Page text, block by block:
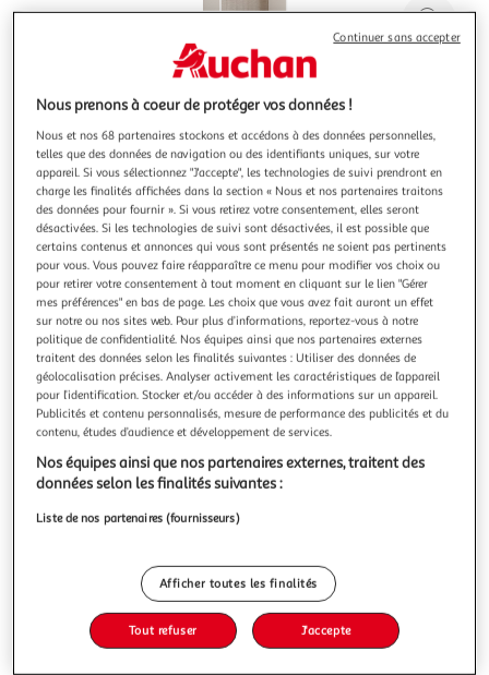
à
Illustration
précédente
Illustration
suivante
Livraison offerte
CONCEPT USINE
Vaisselier avec étagères et 2 portes teo
Fabricant de bonheur ! Leader de l'aménagement intérieur
et extérieur à petits prix.
En savoir +
Vendu parConcept Usine
Livraison dès 8/9 jours
Plus d'options
Concept Usine
249,90€
dont 2,62€ d'éco part. mobilier.
Ajouter au panier
Nous prenons à coeur de protéger vos données !
Nous et nos 68 partenaires stockons et accédons à des données personnelles,
telles que des données de navigation ou des identifiants uniques, sur votre
appareil. Si vous sélectionnez "J'accepte", les technologies de suivi prendront en
charge les finalités affichées dans la section « Nous et nos partenaires traitons
des données pour fournir ». Si vous retirez votre consentement, elles seront
désactivées. Si les technologies de suivi sont désactivées, il est possible que
certains contenus et annonces qui vous sont présentés ne soient pas pertinents
pour vous. Vous pouvez faire réapparaître ce menu pour modifier vos choix ou
pour retirer votre consentement à tout moment en cliquant sur le lien "Gérer
mes préférences" en bas de page. Les choix que vous avez fait auront un effet
sur notre ou nos sites web. Pour plus d’informations, reportez-vous à notre
politique de confidentialité. Nos équipes ainsi que nos partenaires externes
traitent des données selon les finalités suivantes : Utiliser des données de
géolocalisation précises. Analyser activement les caractéristiques de l’appareil
pour l’identification. Stocker et/ou accéder à des informations sur un appareil.
Publicités et contenu personnalisés, mesure de performance des publicités et du
contenu, études d’audience et développement de services.
Nos équipes ainsi que nos partenaires externes, traitent des
données selon les finalités suivantes :
Liste de nos partenaires (fournisseurs)
Afficher toutes les finalités
Tout refuser J'accepte
Continuer sans accepter